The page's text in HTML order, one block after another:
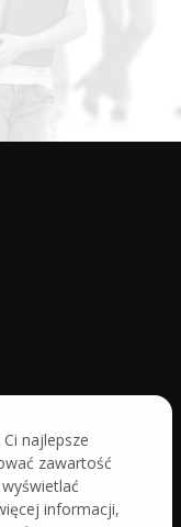
najlepsze
zawartość
informacji,